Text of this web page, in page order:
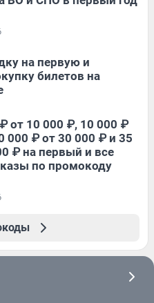
на первую и
билетов на
от 10 000 ₽, 10 000 ₽
000 ₽ от 30 000 ₽ и 35
₽ на первый и все
по промокоду